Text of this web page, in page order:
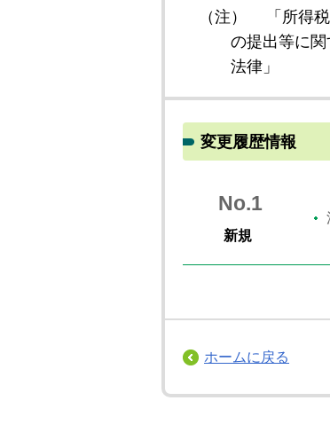
（注）
「所得
の提出等に
法律」
変更履歴情報
No.1
新規
ホームに戻る